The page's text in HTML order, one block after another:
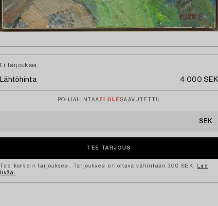
Ei tarjouksia
Lähtöhinta 4 000 SEK
POHJAHINTAA EI OLE SAAVUTETTU
SEK
Tee korkein tarjouksesi. Tarjouksesi on oltava vähintään 300 SEK.
Lue
lisää.